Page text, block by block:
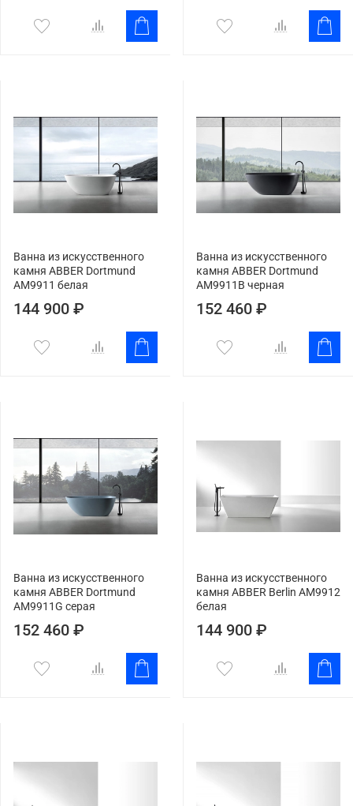
Ванна из искусственного
камня ABBER Dortmund
AM9911 белая
144 900 ₽
Ванна из искусственного
камня ABBER Dortmund
AM9911B черная
152 460 ₽
Ванна из искусственного
камня ABBER Dortmund
AM9911G серая
152 460 ₽
Ванна из искусственного
камня ABBER Berlin AM9912
белая
144 900 ₽